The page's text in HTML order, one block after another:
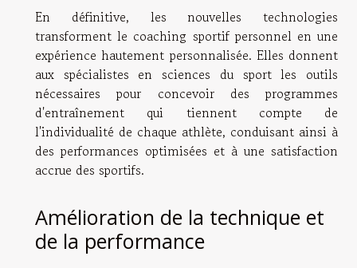
En définitive, les nouvelles technologies
transforment le coaching sportif personnel en une
expérience hautement personnalisée. Elles donnent
aux spécialistes en sciences du sport les outils
nécessaires pour concevoir des programmes
d'entraînement qui tiennent compte de
l'individualité de chaque athlète, conduisant ainsi à
des performances optimisées et à une satisfaction
accrue des sportifs.
Amélioration de la technique et
de la performance